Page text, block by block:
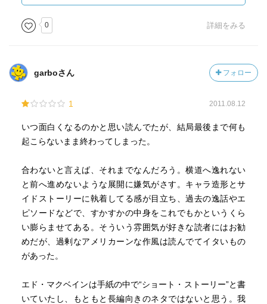
物語の結末とマリガンの行動。
モラルを考えた場合に賛否の分かれそうな結びではありま
すが、マリガンもまた『人間』なのであって、聖職者など
(むしろ、聖職者とは対極の存在にありのではないか･･･
と。)
が、作品自体、わたしはとても好きです。
Island』。
物語を読み解くうちに、この原題が指すものが何なのかを
考えながら読むのも面白いかもしれません。
0 詳細をみる
garboさん フォロー
1 2011.08.12
いつ面白くなるのかと思い読んでたが、結局最後まで何も
起こらないまま終わってしまった。
合わないと言えば、それまでなんだろう。横道へ逸れない
と前へ進めないような展開に嫌気がさす。キャラ造形とサ
イドストーリーに執着してる感が目立ち、過去の逸話やエ
ピソードなどで、すかすかの中身をこれでもかというくら
い膨らませてある。そういう雰囲気が好きな読者にはお勧
めだが、過剰なアメリカーンな作風は読んでてイタいもの
があった。
エド・マクベインは手紙の中で“ショート・ストーリー”と書
いていたし、もともと長編向きのネタではないと思う。我